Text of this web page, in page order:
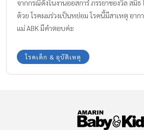
จากกรณีดังในงานออสการ์ ภรรยาของวิล สมิ
ด้วย โรคผมร่วงเป็นหย่อม โรคนี้มีสาเหตุ อาก
แม่ ABK มีคำตอบค่ะ
โรคเด็ก & อุบัติเหตุ